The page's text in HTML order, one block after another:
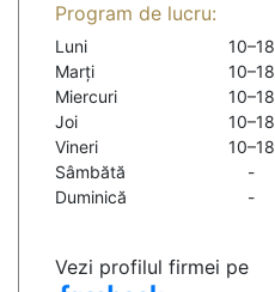
Program de lucru:
Luni
10–18
Marți
10–18
Miercuri
10–18
Joi
10–18
Vineri
10–18
Sâmbătă
-
Duminică
-
Vezi profilul firmei pe